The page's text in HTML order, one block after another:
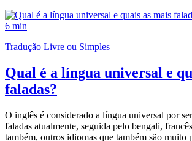
6 min
Tradução Livre ou Simples
Qual é a língua universal e
faladas?
O inglês é considerado a língua universal por
faladas atualmente, seguida pelo bengali,
também, outros idiomas que também são muito